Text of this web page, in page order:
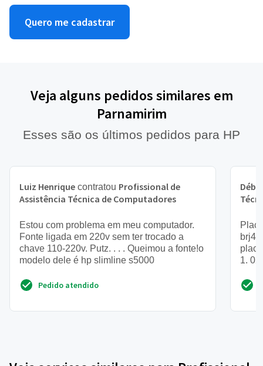
Quero me cadastrar
Veja alguns pedidos similares em
Parnamirim
Esses são os últimos pedidos para HP
Luiz Henrique contratou Profissional de
Assistência Técnica de Computadores
Estou com problema em meu computador.
Fonte ligada em 220v sem ter trocado a
chave 110-220v. Putz. . . . Queimou a fonte!o
modelo dele é hp slimline s5000
Pedido atendido
1.